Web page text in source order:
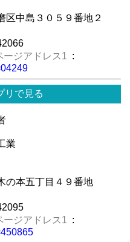
区中島３０５９番地２
ージアドレス1 :
リで見る
業
の本五丁目４９番地
ージアドレス1 :